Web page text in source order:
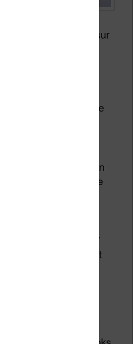
s’attarder un peu sur
Kobo Libra 2.
autres fonctions,
de cette
important puisque
rivés sur l’écran
la dernière évolution
à encre électronique
et conçu par
cet écran tactile de 7
de précision et
une véritable
à l’ancienne
x 1680 pixels fait